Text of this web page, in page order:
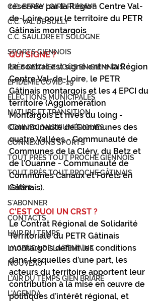
C.C. BERRY LOIRE PUISAYE
C.C. VAL DE SULLY
C.C. SAULDRE ET SOLOGNE
SPORTS GIENNOIS
PRÈS DE CHEZ VOUS EN GIENNOIS
ÉPIDÉMIE COVID-19
ÉLECTIONS MUNICIPALES
NATURE ET TRANSITION
CONNEXIONS NUMÉRIQUES
CONNEXIONS SPORTS
TOUT PRÈS TOUT PROCHE GIENNOIS
TOUT PRÈS TOUT PROCHE GÂTINAIS
LOIRET
S'ABONNER
CONTACTS
L'AIR DU TEMPS
L'AGENDA DE LA SEMAINE
NOUVEAU
L'AIR DU TEMPS GIEN BRIARE
L'AGENDA
réservée par la Région Centre Val-
de-Loire pour le territoire du PETR
Gâtinais montargois
QUI SIGNE ?
Le contrat est signé entre la Région
Centre Val-de-Loire, le PETR
Gâtinais montargois et les 4 EPCI du
territoire (Agglomération
Montargois Et rives du loing -
Communauté de Communes des
quatre Vallées - Communauté de
Communes de la Cléry, du Betz et
de l’Ouanne - Communauté de
Communes Canaux et Forêts en
Gâtinais).
C'EST QUOI UN CRST ?
Le Contrat Régional de Solidarité
Territoriale du PETR Gâtinais
montargois définit les conditions
dans lesquelles d’une part, les
acteurs du territoire apportent leur
contribution à la mise en œuvre de
politiques d’intérêt régional, et